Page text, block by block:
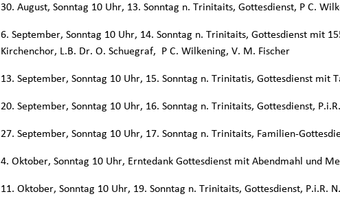
30. August, Sonntag 10 Uhr, 13. Sonntag n. Trinitaits, Gottesdienst, P C.
6. September, Sonntag 10 Uhr, 14. Sonntag n. Trinitaits, Gottesdienst mit
Kirchenchor, L.B. Dr. O. Schuegraf, P C. Wilkening, V. M. Fischer
13. September, Sonntag 10 Uhr, 15. Sonntag n. Trinitatis, Gottesdienst mit
20. September, Sonntag 10 Uhr, 16. Sonntag n. Trinitaits, Gottesdienst,
27. September, Sonntag 10 Uhr, 17. Sonntag n. Trinitaits, Familien-
4. Oktober, Sonntag 10 Uhr, Erntedank Gottesdienst mit Abendmahl und
11. Oktober, Sonntag 10 Uhr, 19. Sonntag n. Trinitaits, Gottesdienst, P.i.R.